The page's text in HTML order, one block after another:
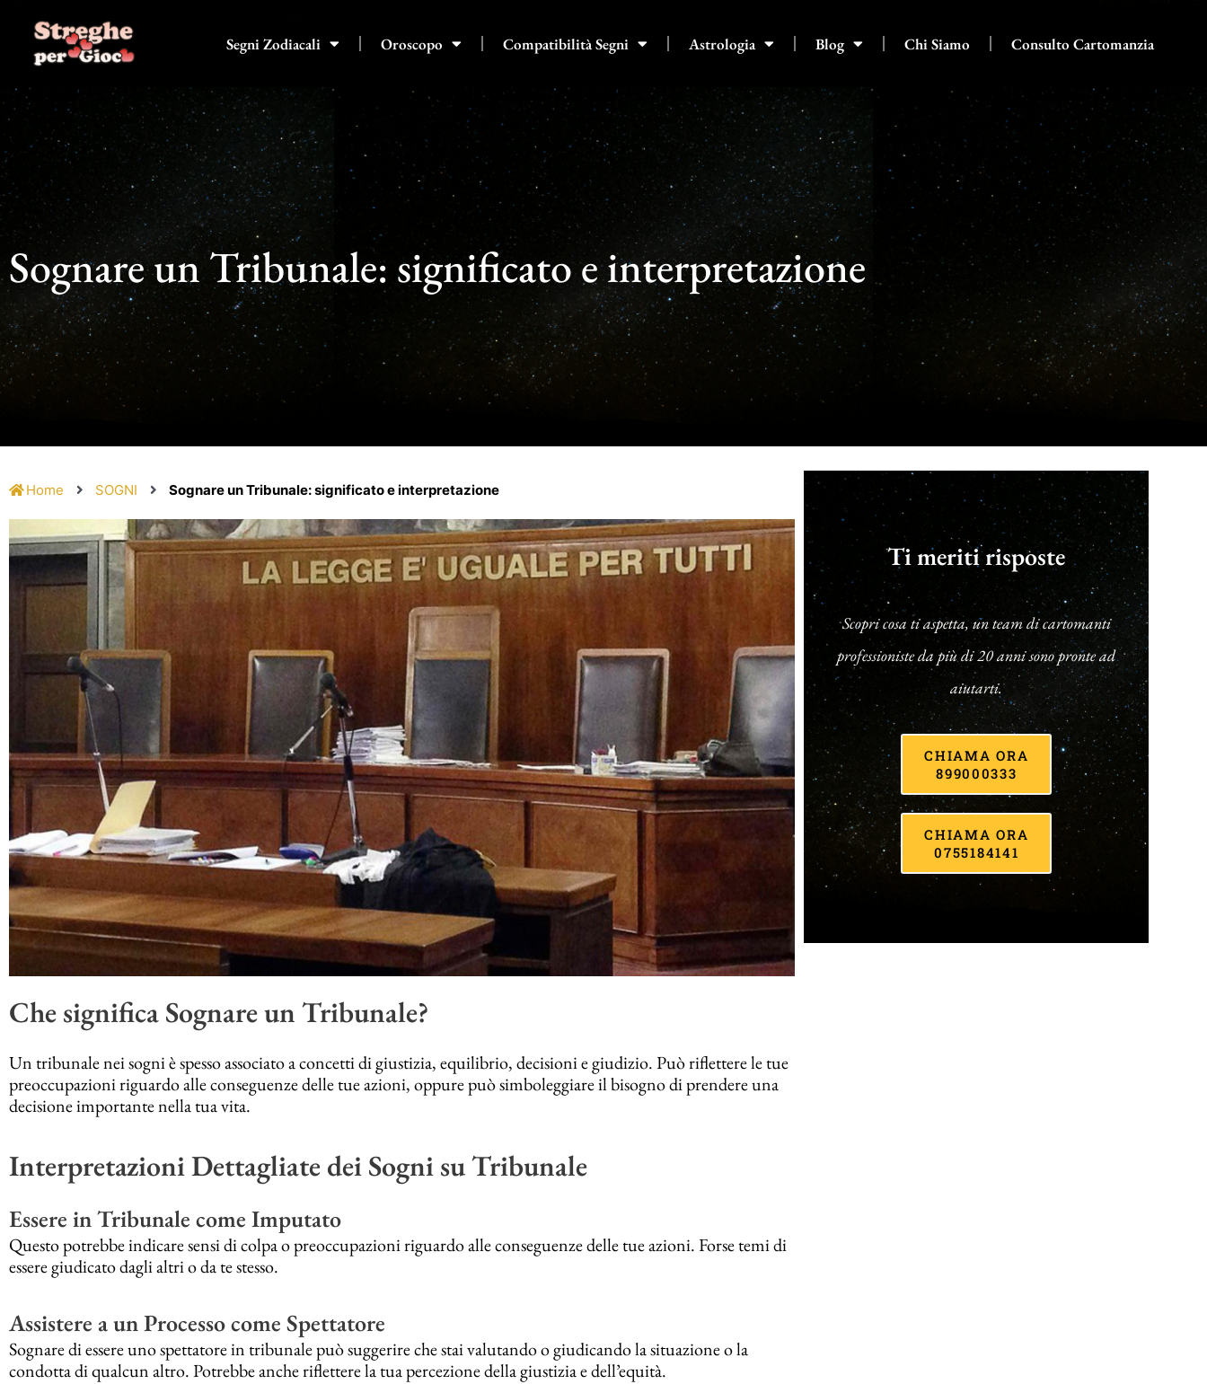
contenuto
Segni Zodiacali Oroscopo Compatibilità Segni Astrologia Blog Chi Siamo Consulto Cartomanzia
Sognare un Tribunale: significato e interpretazione
Home SOGNI Sognare un Tribunale: significato e interpretazione
Che significa Sognare un Tribunale?
Un tribunale nei sogni è spesso associato a concetti di giustizia, equilibrio, decisioni e giudizio. Può riflettere le tue
preoccupazioni riguardo alle conseguenze delle tue azioni, oppure può simboleggiare il bisogno di prendere una
decisione importante nella tua vita.
Interpretazioni Dettagliate dei Sogni su Tribunale
Essere in Tribunale come Imputato
Questo potrebbe indicare sensi di colpa o preoccupazioni riguardo alle conseguenze delle tue azioni. Forse temi di
essere giudicato dagli altri o da te stesso.
Assistere a un Processo come Spettatore
Sognare di essere uno spettatore in tribunale può suggerire che stai valutando o giudicando la situazione o la
condotta di qualcun altro. Potrebbe anche riflettere la tua percezione della giustizia e dell’equità.
Ti meriti risposte
Scopri cosa ti aspetta, un team di cartomanti
professioniste da più di 20 anni sono pronte ad
aiutarti.
CHIAMA ORA
899000333
CHIAMA ORA
0755184141